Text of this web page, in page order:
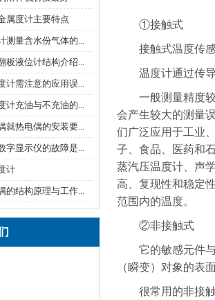
伴热电缆
无纸记录仪
电线电缆
智能电力监测仪
属度计主要特点
测量含水份气体的...
板液位计结构介绍...
计需注意的应用误...
计充油与不充油的...
就热电偶的安装要...
字显示仪的故障是...
计
的结构原理与工作...
①接触式
接触式温度传感
温度计通过传导
一般测量精度较
会产生较大的测量
们广泛应用于工业
子、食品、医药和
蒸汽压温度计、声
高、复现性和稳定
范围内的温度。
②非接触式
它的敏感元件与
（瞬变）对象的表
很常用的非接触